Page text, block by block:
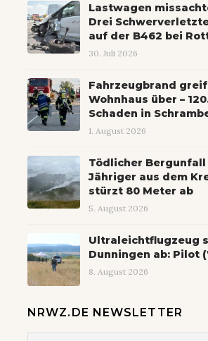
Lastwagen
Drei
auf der B462 bei
30. Juli 2026
Fahrzeugbrand
Wohnhaus über –
Schaden in
1. August 2026
Tödlicher Bergunfall
Jähriger aus dem
stürzt 80 Meter ab
5. August 2026
Ultraleichtflugzeug
Dunningen ab: Pilot
8. August 2026
NRWZ.DE NEWSLETTER